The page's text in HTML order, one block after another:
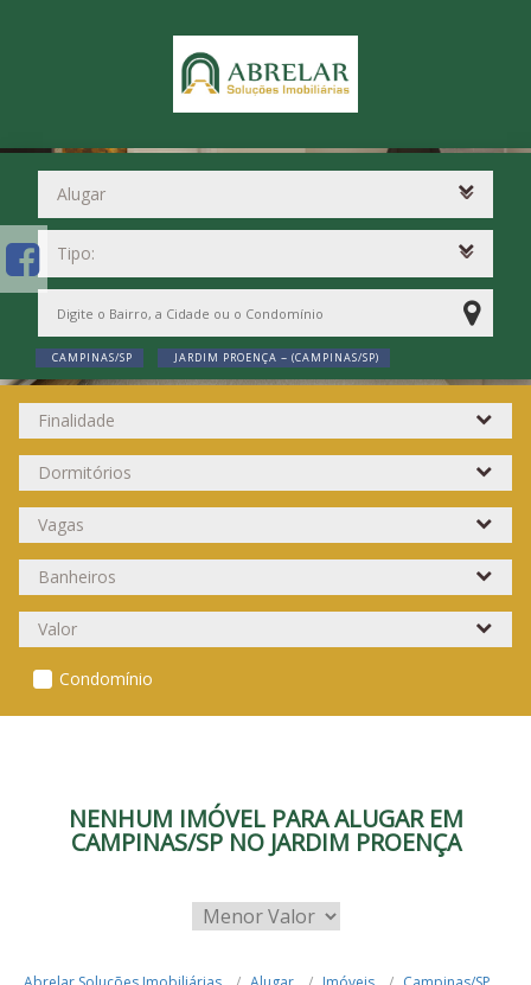
CAMPINAS/SP JARDIM PROENÇA ~ (CAMPINAS/SP)
Condomínio
NENHUM IMÓVEL PARA ALUGAR EM
CAMPINAS/SP NO JARDIM PROENÇA